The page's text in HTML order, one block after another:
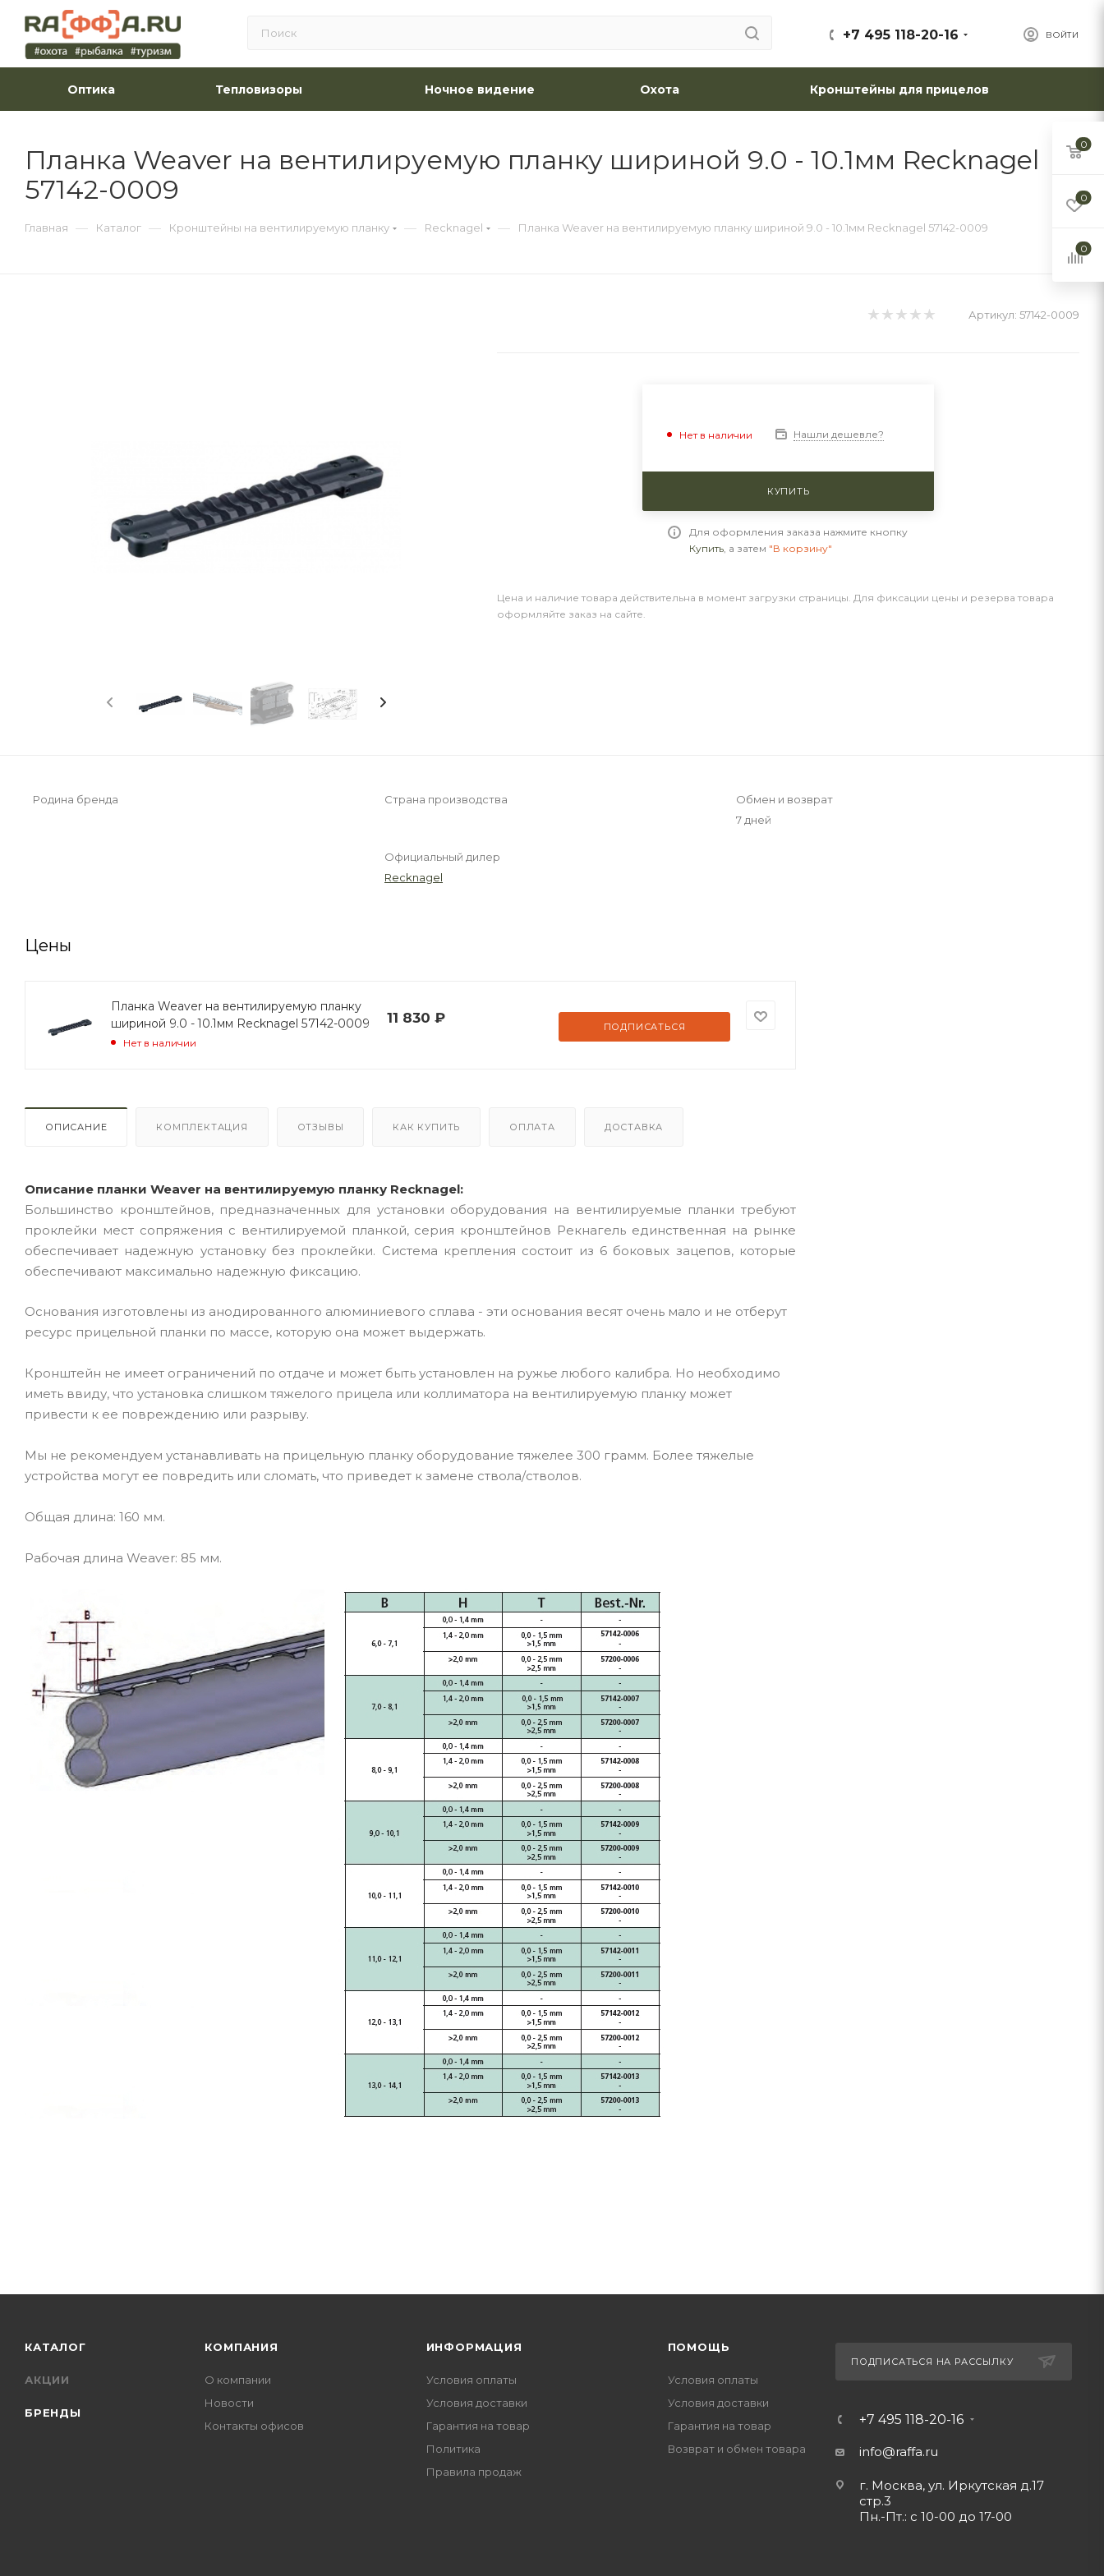
ВОЙТИ
+7 495 118-20-16
Оптика Тепловизоры Ночное видение Охота Кронштейны для прицелов
Планка Weaver на вентилируемую планку шириной 9.0 - 10.1мм Recknagel
57142-0009
Главная — Каталог — Кронштейны на вентилируемую планку — Recknagel — Планка Weaver на вентилируемую планку шириной 9.0 - 10.1мм Recknagel 57142-0009
Артикул: 57142-0009
Нет в наличии Нашли дешевле?
КУПИТЬ
Для оформления заказа нажмите кнопку
Купить, а затем "В корзину"
Цена и наличие товара действительна в момент загрузки страницы. Для фиксации цены и резерва товара
оформляйте заказ на сайте.
Родина бренда Страна производства
Обмен и возврат
7 дней
Официальный дилер
Recknagel
Цены
Планка Weaver на вентилируемую планку
шириной 9.0 - 10.1мм Recknagel 57142-0009
Нет в наличии
11 830 ₽
ПОДПИСАТЬСЯ
ОПИСАНИЕ КОМПЛЕКТАЦИЯ ОТЗЫВЫ КАК КУПИТЬ ОПЛАТА ДОСТАВКА
Описание планки Weaver на вентилируемую планку Recknagel:
Большинство кронштейнов, предназначенных для установки оборудования на вентилируемые планки требуют
проклейки мест сопряжения с вентилируемой планкой, серия кронштейнов Рекнагель единственная на рынке
обеспечивает надежную установку без проклейки. Система крепления состоит из 6 боковых зацепов, которые
обеспечивают максимально надежную фиксацию.
Основания изготовлены из анодированного алюминиевого сплава - эти основания весят очень мало и не отберут
ресурс прицельной планки по массе, которую она может выдержать.
Кронштейн не имеет ограничений по отдаче и может быть установлен на ружье любого калибра. Но необходимо
иметь ввиду, что установка слишком тяжелого прицела или коллиматора на вентилируемую планку может
привести к ее повреждению или разрыву.
Мы не рекомендуем устанавливать на прицельную планку оборудование тяжелее 300 грамм. Более тяжелые
устройства могут ее повредить или сломать, что приведет к замене ствола/стволов.
Общая длина: 160 мм.
Рабочая длина Weaver: 85 мм.
КАТАЛОГ
АКЦИИ
БРЕНДЫ
КОМПАНИЯ
О компании
Новости
Контакты офисов
ИНФОРМАЦИЯ
Условия оплаты
Условия доставки
Гарантия на товар
Политика
Правила продаж
ПОМОЩЬ
Условия оплаты
Условия доставки
Гарантия на товар
Возврат и обмен товара
ПОДПИСАТЬСЯ НА РАССЫЛКУ
+7 495 118-20-16
info@raffa.ru
г. Москва, ул. Иркутская д.17
стр.3
Пн.-Пт.: с 10-00 до 17-00
0
0
0